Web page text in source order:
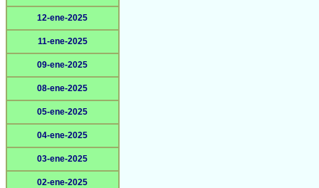
12-ene-2025
11-ene-2025
09-ene-2025
08-ene-2025
05-ene-2025
04-ene-2025
03-ene-2025
02-ene-2025